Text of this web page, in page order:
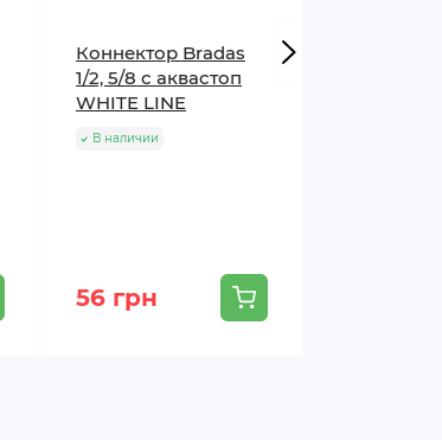
Коннектор Bradas
1/2, 5/8 с аквастоп
WHITE LINE
В наличии
56 грн